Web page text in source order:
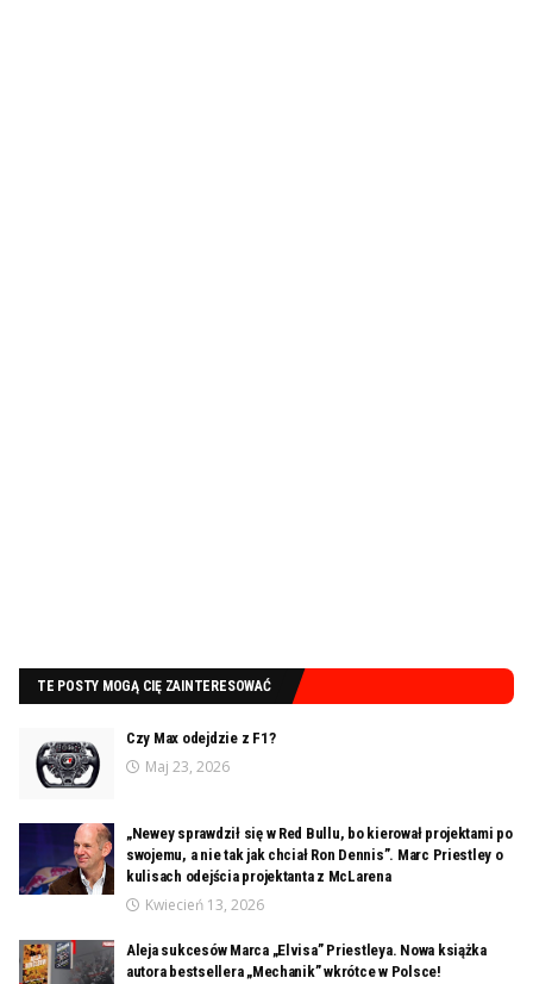
TE POSTY MOGĄ CIĘ ZAINTERESOWAĆ
Czy Max odejdzie z F1?
Maj 23, 2026
„Newey sprawdził się w Red Bullu, bo kierował projektami po
swojemu, a nie tak jak chciał Ron Dennis”. Marc Priestley o
kulisach odejścia projektanta z McLarena
Kwiecień 13, 2026
Aleja sukcesów Marca „Elvisa” Priestleya. Nowa książka
autora bestsellera „Mechanik” wkrótce w Polsce!